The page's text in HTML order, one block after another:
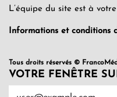
L’équipe du site est à
Informations et conditions
Tous droits réservés ©
VOTRE FENÊTRE